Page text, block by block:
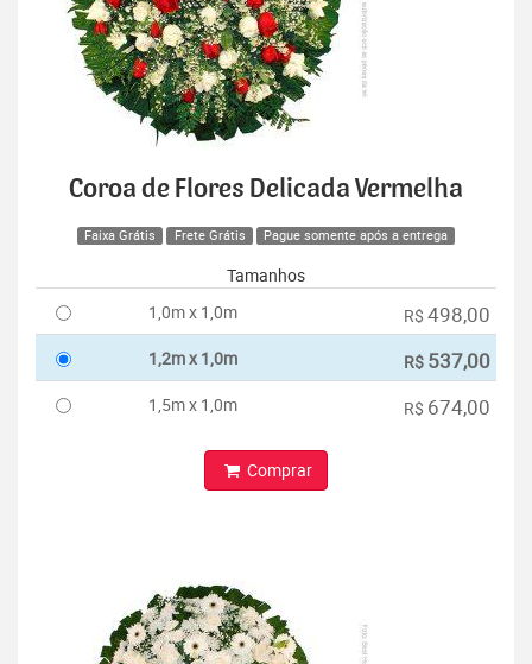
Coroa de Flores Delicada Vermelha
Faixa Grátis Frete Grátis Pague somente após a entrega
Tamanhos
1,0m x 1,0m
R$ 498,00
1,2m x 1,0m R$ 537,00
1,5m x 1,0m R$ 674,00
Comprar